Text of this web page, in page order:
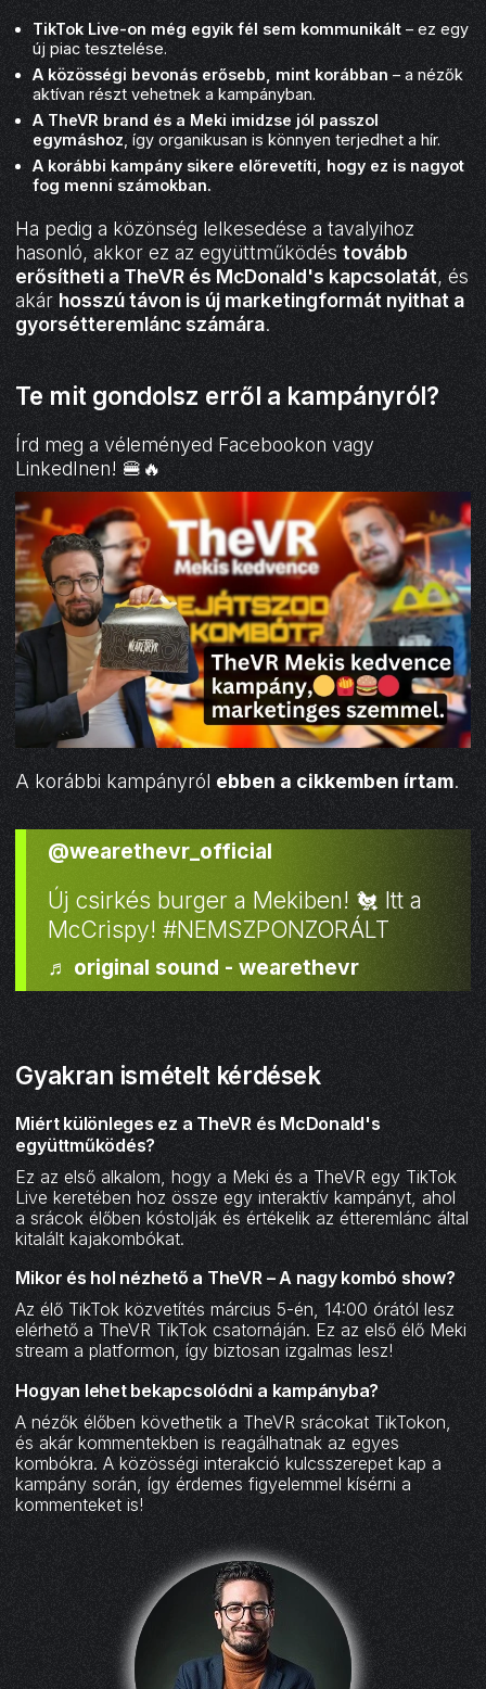
TikTok Live-on még egyik fél sem kommunikált – ez egy
új piac tesztelése.
A közösségi bevonás erősebb, mint korábban – a nézők
aktívan részt vehetnek a kampányban.
A TheVR brand és a Meki imidzse jól passzol
egymáshoz , így organikusan is könnyen terjedhet a hír.
A korábbi kampány sikere előrevetíti, hogy ez is nagyot
fog menni számokban.
Ha pedig a közönség lelkesedése a tavalyihoz
hasonló, akkor ez az együttműködéstovább
erősítheti a TheVR és McDonald's kapcsolatát, és
akár hosszú távon is új marketingformát nyithat a
gyorsétteremlánc számára.
Te mit gondolsz erről a kampányról?
Írd meg a véleményed Facebookon vagy
LinkedInen! 🍔🔥
A korábbi kampányról ebben a cikkemben írtam.
@wearethevr_official
Új csirkés burger a Mekiben! 🐔 Itt a
McCrispy! #NEMSZPONZORÁLT
♬ original sound - wearethevr
Gyakran ismételt kérdések
Miért különleges ez a TheVR és McDonald's
együttműködés?‍
Ez az első alkalom, hogy a Meki és a TheVR egy TikTok
Live keretében hoz össze egy interaktív kampányt, ahol
a srácok élőben kóstolják és értékelik az étteremlánc által
kitalált kajakombókat.
Mikor és hol nézhető a TheVR – A nagy kombó show?‍
Az élő TikTok közvetítés március 5-én, 14:00 órától lesz
elérhető a TheVR TikTok csatornáján. Ez az első élő Meki
stream a platformon, így biztosan izgalmas lesz!
Hogyan lehet bekapcsolódni a kampányba?‍
A nézők élőben követhetik a TheVR srácokat TikTokon,
és akár kommentekben is reagálhatnak az egyes
kombókra. A közösségi interakció kulcsszerepet kap a
kampány során, így érdemes figyelemmel kísérni a
kommenteket is!